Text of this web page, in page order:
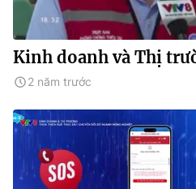
Kinh doanh và Thị
2 năm trước